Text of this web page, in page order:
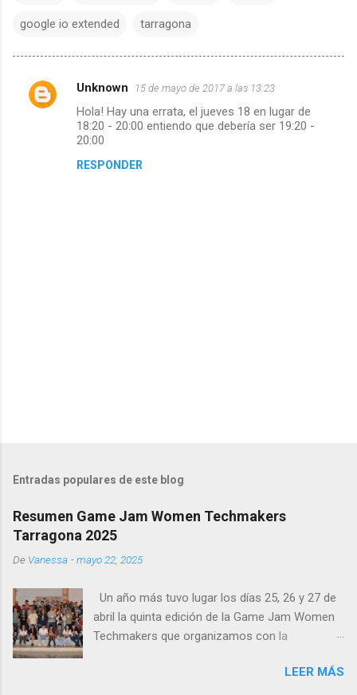
google io extended tarragona
C
Unknown 15 de mayo de 2017 a las 13:23
Hola! Hay una errata, el jueves 18 en lugar de
18:20 - 20:00 entiendo que debería ser 19:20 -
20:00
RESPONDER
l
a
r
n
o
m
e
n
t
Entradas populares de este blog
Resumen Game Jam Women Techmakers
Tarragona 2025
De Vanessa -mayo 22, 2025
Un año más tuvo lugar los días 25, 26 y 27 de
abril la quinta edición de la Game Jam Women
Techmakers que organizamos con la
la Diputación en Tarragona En esta quintaLEER MÁS